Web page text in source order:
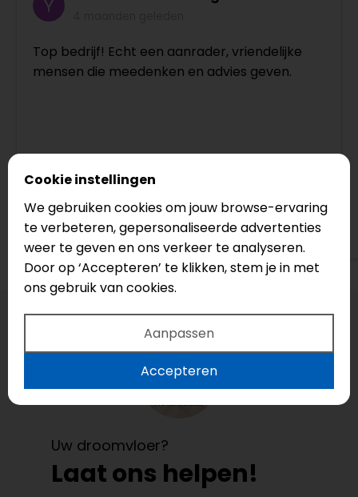
Top bedrijf! Echt een aanrader, vriendelijke
mensen die meedenken en advies geven.
Bekijk op Google
Cookie instellingen
We gebruiken cookies om jouw browse-ervaring
te verbeteren, gepersonaliseerde advertenties
weer te geven en ons verkeer te analyseren.
Door op ‘Accepteren’ te klikken, stem je in met
ons gebruik van cookies.
Aanpassen
Accepteren
Uw droomvloer?
Laat ons helpen!